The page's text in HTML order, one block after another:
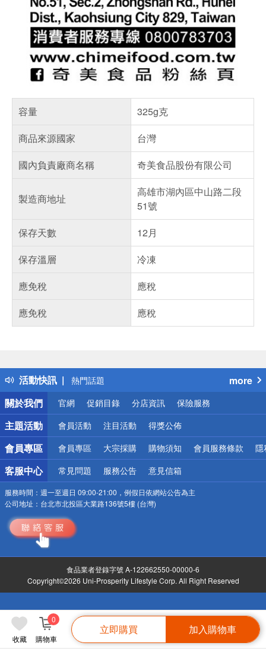
收藏 購物車
0
立即購買 加入購物車
容量
325g克
商品來源國家
台灣
國內負責廠商名稱
奇美食品股份有限公司
製造商地址
高雄市湖內區中山路二段
51號
保存天數
12月
保存溫層
冷凍
應免稅
應稅
應免稅
應稅
活動快訊
得獎公告
熱門話題
銀行優惠
偏遠地區配送
詐騙網頁！請小心！
more
關於我們
官網 促銷目錄 分店資訊 保險服務
主題活動 會員活動 注目活動 得獎公佈
會員專區 會員專區 大宗採購 購物須知 會員服務條款 隱
客服中心 常見問題 服務公告 意見信箱
服務時間： 週一至週日 09:00-21:00，例假日依網站公告為主
公司地址： 台北市北投區大業路136號5樓 (台灣)
食品業者登錄字號 A-122662550-00000-6
Copyright©2026 Uni-Prosperity Lifestyle Corp. All Right Reserved